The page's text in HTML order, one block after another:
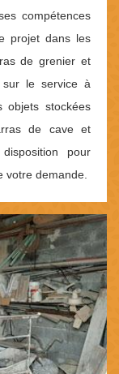
compétences
projet dans les
de grenier et
sur le service à
stockées
de cave et
pour
votre demande.